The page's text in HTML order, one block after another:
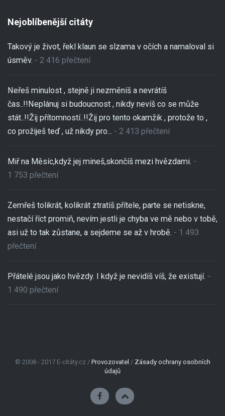
Nejoblíbenější citáty
Takový je život, řekl klaun se slzama v očích a namaloval si
úsměv. - 2 416 přečtení
Neřeš minulost , stejně ji nezměníš a nevrátíš
čas..!!Neplánuj si budoucnost , nikdy nevíš co se může
stát..!!Žij přítomností..!!Žij pro tento okamžik , protože to ,
co prožiješ teď , už nikdy pro... - 2 413 přečtení
Miř na Měsíc,když jej mineš,skončíš mezi hvězdami. -
1 753 přečtení
Zemřeš tolikrát, kolikrát ztratíš přítele, parte se netiskne,
nestačí říct promiň, nevím jestli je chyba ve mě nebo v tobě,
asi už to tak zůstane, a sejdeme se až v hrobě. - 1 493
přečtení
Přátelé jsou jako hvězdy. I když je nevidíš víš, že existují. -
1 490 přečtení
© 2008 - 2017 E-citáty.cz / Provozovatel / Zásady ochrany osobních
údajů